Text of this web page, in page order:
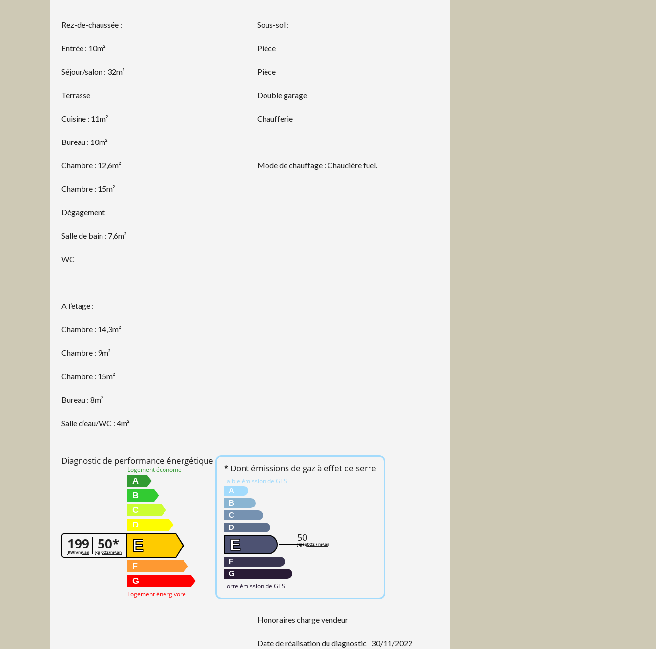
Rez-de-chaussée :
Entrée : 10m²
Séjour/salon : 32m²
Terrasse
Cuisine : 11m²
Bureau : 10m²
Chambre : 12,6m²
Chambre : 15m²
Dégagement
Salle de bain : 7,6m²
WC
A l’étage :
Chambre : 14,3m²
Chambre : 9m²
Chambre : 15m²
Bureau : 8m²
Salle d’eau/WC : 4m²
Sous-sol :
Pièce
Pièce
Double garage
Chaufferie
Mode de chauffage : Chaudière fuel.
Diagnostic de performance énergétique
199
KWh/m².an 50*
kg CO2/m².an
Logement économe
A
B
C
D
E
F
G
Logement énergivore
* Dont émissions de gaz à effet de serre
Faible émission de GES
A
B
C
D
E
F
G
Forte émission de GES
50
KgéqCO2 / m².an
Honoraires charge vendeur
Date de réalisation du diagnostic : 30/11/2022